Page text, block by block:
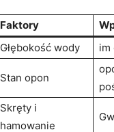
Faktory
Głębokość ⁣wody
im
Stan ‌opon
Skręty⁢ i
hamowanie